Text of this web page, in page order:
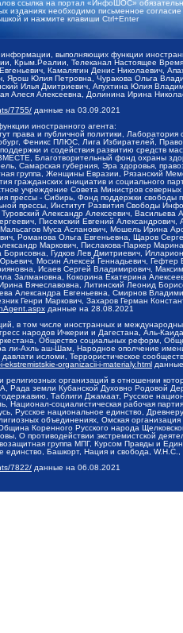
ссылка на портал «ИнфоШОС»
изданиях необходимо письменное
и нажмите клавиши Ctrl+Enter
выполняющих функции
Крым.Реалии, Телеканал Настоящее
Камалягин Денис Николаевич,
Ярош Юлия Петровна, Чуракова Ольга
Илья Дмитриевич, Апухтина Юлия
Алеся Алексеевна, Долинина Ирина
7755/ данные на 03.09.2021
иностранного агента:
права и публичной политики,
Феникс ПЛЮС, Лига Избирателей,
и содействия развитию средств
Благотворительный фонд охраны
Самарская губерния, Эра здоровья,
группа, Женщины Евразии, Рязанский
гражданских инициатив и социального
Совета Министров северных
прессы - Сибирь, Фонд поддержки
прессы, Институт Развития Свободы
Александр Алексеевич,
Писемский Евгений
Муса Асланович, Мошель Ирина
Романова Ольга Евгеньевна, Щаров
Маркович, Пислакова-Паркер
Борисовна, Гудков Лев Дмитриевич,
Мосин Алексей Геннадьевич,
Исаев Сергей Владимирович,
Залмановна, Кокорина Екатерина
Вячеславовна, Литинский Леонид
Александра Евгеньевна, Смирнов
Генри Маркович, Захаров Герман
данные на 28.08.2021
в том числе иностранных и
народов Ичкерии и Дагестана, Аль-
Общество социальных реформ,
ли-Ахль аш-Шам, Народное ополчение
исломи, Террористическое
organizacii-i-materialy.html
организаций в отношении
Рада земли Кубанской Духовно Родовой
Таблиги Джамаат, Русское
Национал-социалистическая рабочая
Русское национальное единство,
объединениях, Омская
Коренного Русского народа
О противодействии экстремистской
группа МПГ, Курсом Правды и
единство, Башкорт, Нация и свобода,
7822/ данные на 06.08.2021